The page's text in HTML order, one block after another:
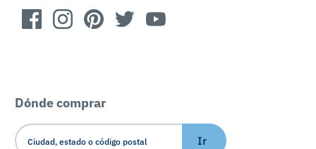
Dónde comprar
Ir